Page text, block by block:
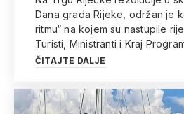
Dana grada Rijeke, održan je
ritmu“ na kojem su nastupile
Turisti, Ministranti i Kraj
ČITAJTE DALJE